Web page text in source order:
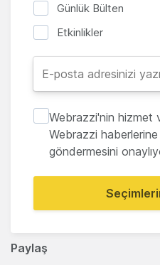
Paylaş
Günlük Bülten
Etkinlikler
Webrazzi'nin hizmet
Webrazzi
göndermesini